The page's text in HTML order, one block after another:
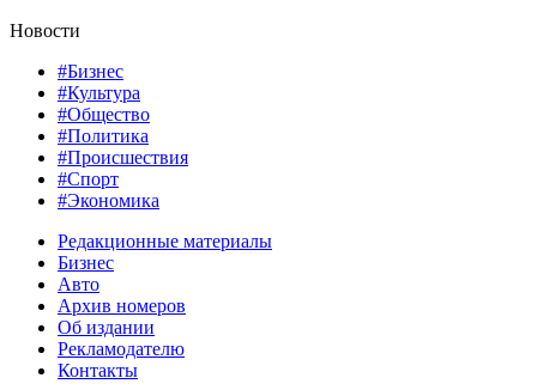
Новости
#Бизнес
#Культура
#Общество
#Политика
#Происшествия
#Спорт
#Экономика
Редакционные материалы
Бизнес
Авто
Архив номеров
Об издании
Рекламодателю
Контакты